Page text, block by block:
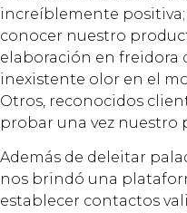
increíblemente positiva;
conocer nuestro
elaboración en freidora
inexistente olor en el
Otros, reconocidos
probar una vez nuestro
Además de deleitar
nos brindó una
establecer contactos